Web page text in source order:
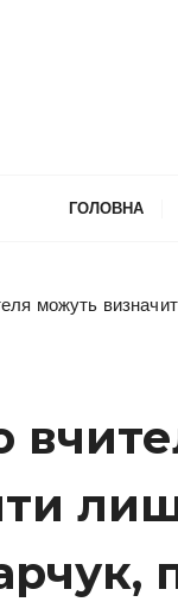
ГОЛОВНА
можуть